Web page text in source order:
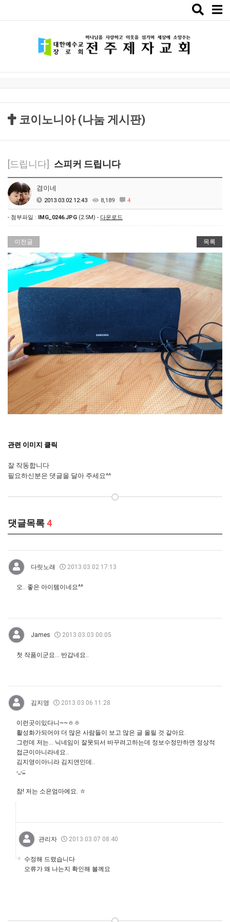
Toggle
코이노니아 (나눔 게시판)
[드립니다] 스피커 드립니다
겸이네
2013.03.02 12:43 8,189 4
- 첨부파일 : IMG_0246.JPG (2.5M) - 다운로드
이전글 목록
관련 이미지 클릭
잘 작동합니다
필요하신분은 댓글을 달아 주세요^^
댓글목록4
다릿노래 2013.03.02 17:13
오.. 좋은 아이템이네요^^
James 2013.03.03 00:05
첫 작품이군요... 반갑네요..
김지영 2013.03.06 11:28
이런곳이있다니~~ㅎㅎ
활성화가되어야 더 많은 사람들이 보고 많은 글 올릴 것 같아요.
그런데 저는... 닉네임이 잘못되서 바꾸려고하는데 정보수정만하면 정상적
접근이아니라네요..
김지영이아니라 김지연인데..
-_-;;;
참! 저는 소은엄마에요. ㅎ
관리자 2013.03.07 08:40
수정해 드렸습니다
오류가 왜 나는지 확인해 볼께요